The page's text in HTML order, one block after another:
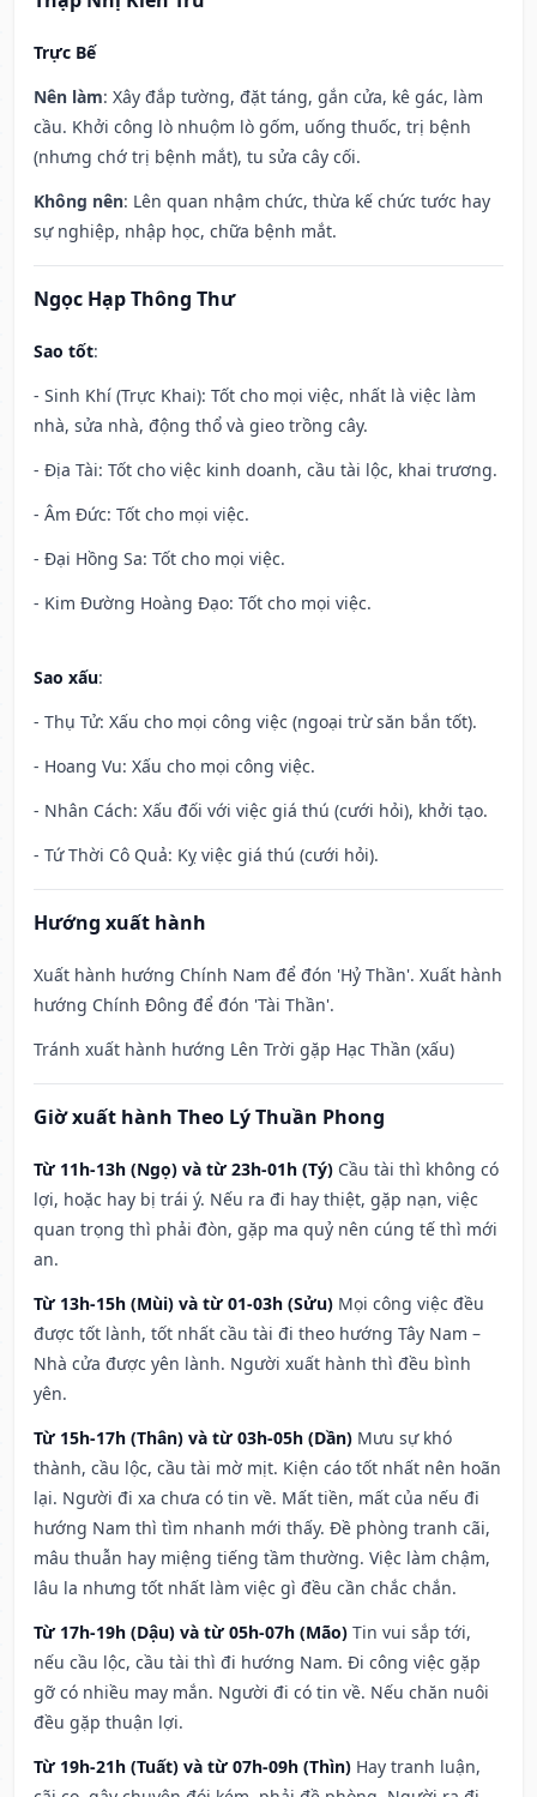
Trực Bế
Nên làm: Xây đắp tường, đặt táng, gắn cửa, kê gác, làm
cầu. Khởi công lò nhuộm lò gốm, uống thuốc, trị bệnh
(nhưng chớ trị bệnh mắt), tu sửa cây cối.
Không nên: Lên quan nhậm chức, thừa kế chức tước hay
sự nghiệp, nhập học, chữa bệnh mắt.
Ngọc Hạp Thông Thư
Sao tốt:
- Sinh Khí (Trực Khai): Tốt cho mọi việc, nhất là việc làm
nhà, sửa nhà, động thổ và gieo trồng cây.
- Địa Tài: Tốt cho việc kinh doanh, cầu tài lộc, khai trương.
- Âm Đức: Tốt cho mọi việc.
- Đại Hồng Sa: Tốt cho mọi việc.
- Kim Đường Hoàng Đạo: Tốt cho mọi việc.
Sao xấu:
- Thụ Tử: Xấu cho mọi công việc (ngoại trừ săn bắn tốt).
- Hoang Vu: Xấu cho mọi công việc.
- Nhân Cách: Xấu đối với việc giá thú (cưới hỏi), khởi tạo.
- Tứ Thời Cô Quả: Kỵ việc giá thú (cưới hỏi).
Hướng xuất hành
Xuất hành hướng Chính Nam để đón 'Hỷ Thần'. Xuất hành
hướng Chính Đông để đón 'Tài Thần'.
Tránh xuất hành hướng Lên Trời gặp Hạc Thần (xấu)
Giờ xuất hành Theo Lý Thuần Phong
Từ 11h-13h (Ngọ) và từ 23h-01h (Tý) Cầu tài thì không có
lợi, hoặc hay bị trái ý. Nếu ra đi hay thiệt, gặp nạn, việc
quan trọng thì phải đòn, gặp ma quỷ nên cúng tế thì mới
an.
Từ 13h-15h (Mùi) và từ 01-03h (Sửu) Mọi công việc đều
được tốt lành, tốt nhất cầu tài đi theo hướng Tây Nam –
Nhà cửa được yên lành. Người xuất hành thì đều bình
yên.
Từ 15h-17h (Thân) và từ 03h-05h (Dần) Mưu sự khó
thành, cầu lộc, cầu tài mờ mịt. Kiện cáo tốt nhất nên hoãn
lại. Người đi xa chưa có tin về. Mất tiền, mất của nếu đi
hướng Nam thì tìm nhanh mới thấy. Đề phòng tranh cãi,
mâu thuẫn hay miệng tiếng tầm thường. Việc làm chậm,
lâu la nhưng tốt nhất làm việc gì đều cần chắc chắn.
Từ 17h-19h (Dậu) và từ 05h-07h (Mão) Tin vui sắp tới,
nếu cầu lộc, cầu tài thì đi hướng Nam. Đi công việc gặp
gỡ có nhiều may mắn. Người đi có tin về. Nếu chăn nuôi
đều gặp thuận lợi.
Từ 19h-21h (Tuất) và từ 07h-09h (Thìn) Hay tranh luận,